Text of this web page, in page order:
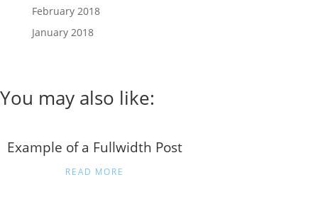
February 2018
January 2018
You may also like:
Example of a Fullwidth Post
READ MORE